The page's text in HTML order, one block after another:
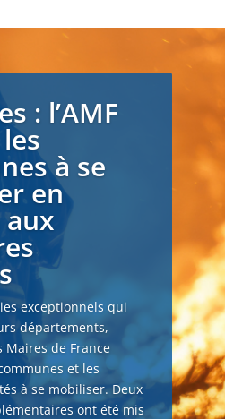
: l’AMF
à se
en
exceptionnels qui
départements,
Maires de France
et les
à se mobiliser. Deux
ont été mis